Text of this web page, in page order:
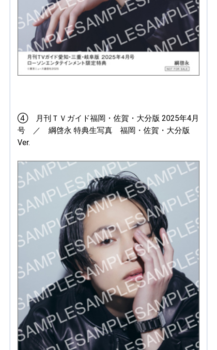
④ 月刊ＴＶガイド福岡・佐賀・大分版 2025年4月
号 ／ 綱啓永 特典生写真 福岡・佐賀・大分版
Ver.